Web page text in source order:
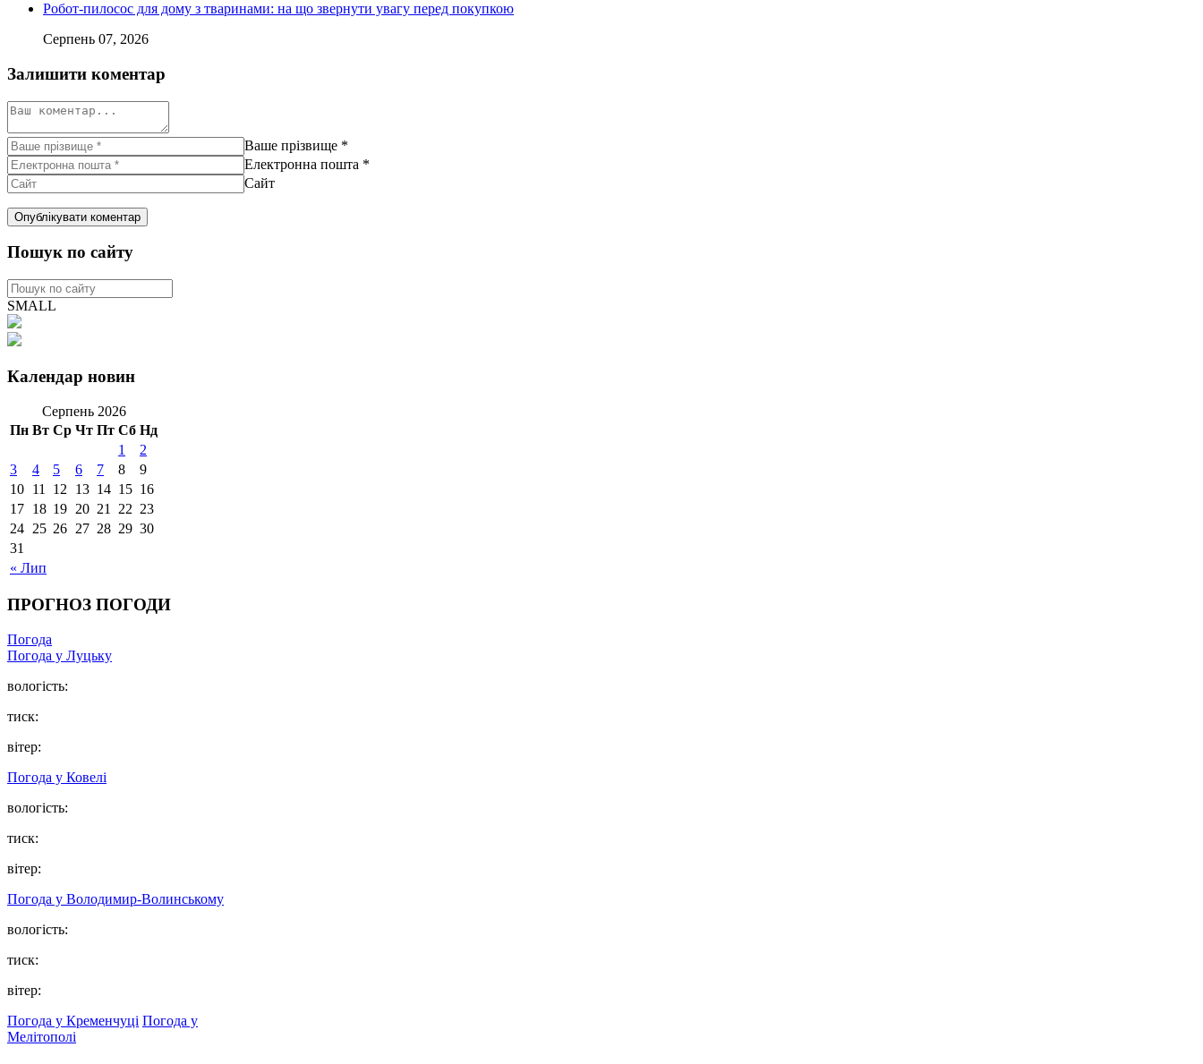
Робот-пилосос для дому з тваринами: на що звернути увагу перед покупкою
Серпень 07, 2026
Залишити коментар
Ваше прізвище *
Електронна пошта *
Сайт
Пошук по сайту
SMALL
Календар новин
Серпень 2026
Пн Вт Ср Чт Пт Сб Нд
« Лип
1
2
3
4 5 6 7 8
9
10 11 12 13 14 15 16
17 18 19 20 21 22 23
24 25 26 27 28 29 30
31
ПРОГНОЗ ПОГОДИ
Погода
Погода у Луцьку
вологість:
тиск:
вітер:
Погода у Ковелі
вологість:
тиск:
вітер:
Погода у Володимир-Волинському
вологість:
тиск:
вітер:
Погода у Кременчуці Погода у
Мелітополі